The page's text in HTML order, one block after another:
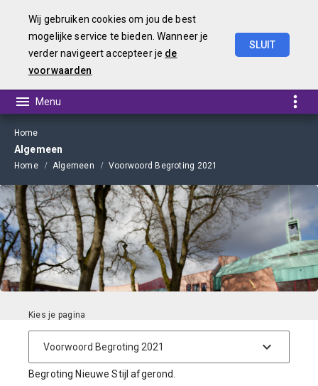
Home
Algemeen
Home Algemeen Voorwoord Begroting 2021
Begroting Nieuwe Stijl afgerond.
Wij gebruiken cookies om jou de best
mogelijke service te bieden. Wanneer je
verder navigeert accepteer je de
voorwaarden
SLUIT